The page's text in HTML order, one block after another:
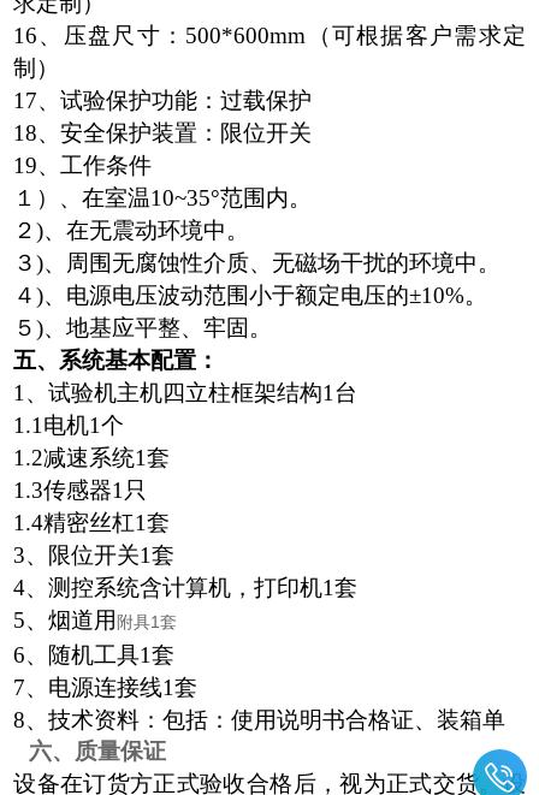
16、压盘尺寸：500*600mm（可根据客户需求定
制）
17、试验保护功能：过载保护
18、安全保护装置：限位开关
19、工作条件
１）、在室温10~35°范围内。
２)、在无震动环境中。
３)、周围无腐蚀性介质、无磁场干扰的环境中。
４)、电源电压波动范围小于额定电压的±10%。
５)、地基应平整、牢固。
五、系统基本配置：
1、试验机主机四立柱框架结构1台
1.1电机1个
1.2减速系统1套
1.3传感器1只
1.4精密丝杠1套
3、限位开关1套
4、测控系统含计算机，打印机1套
5、烟道用附具1套
6、随机工具1套
7、电源连接线1套
8、技术资料：包括：使用说明书合格证、装箱单
六、质量保证
设备在订货方正式验收合格后，视为正式交货。设